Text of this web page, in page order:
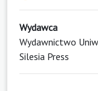
Wydawca
Wydawnictwo
Silesia Press